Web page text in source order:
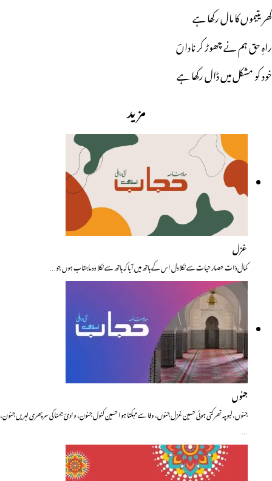
گھر یتیموں کا مال رکھا ہے
راہِ حق ہم نے چھوڑ کر ناداںؔ
خود کو مشکل میں ڈال رکھا ہے
مزید
غزل
کمال ذات حصار حیات سے نکلا دل اس کے ہاتھ میں آیا کہ ہاتھ سے نکلا وہ ماہتاب ہوں جو…
جنوں
جنوں،لبوںپہ تھرکتی ہوئی حسین غزل جنوں، وفا سے مہکتا ہوا حسین کنول جنون، وادئ جمنا کی سر پھری لہریں جنون،
…